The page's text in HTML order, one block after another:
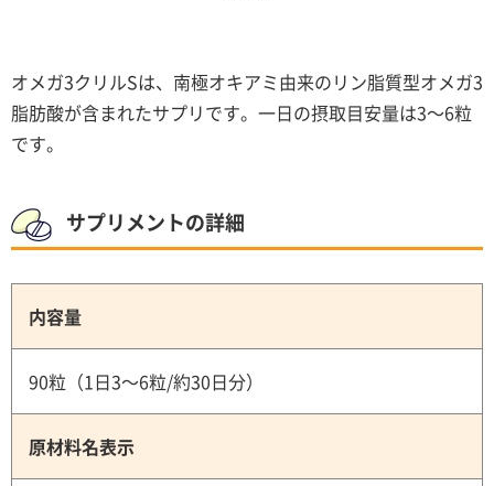
オメガ3クリルSは、南極オキアミ由来のリン脂質型オメガ3
脂肪酸が含まれたサプリです。一日の摂取目安量は3～6粒
です。
サプリメントの詳細
内容量
90粒（1日3～6粒/約30日分）
原材料名表示